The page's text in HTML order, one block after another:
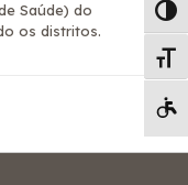
Saúde) do
os distritos.